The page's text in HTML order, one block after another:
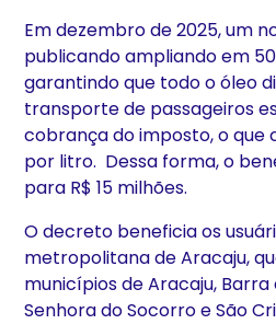
Em dezembro de 2025, um
publicando ampliando em
garantindo que todo o óleo
transporte de passageiros
cobrança do imposto, o que
por litro. Dessa forma, o
para R$ 15 milhões.
O decreto beneficia os
metropolitana de Aracaju,
municípios de Aracaju, Barra
Senhora do Socorro e São